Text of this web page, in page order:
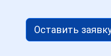
Оставить